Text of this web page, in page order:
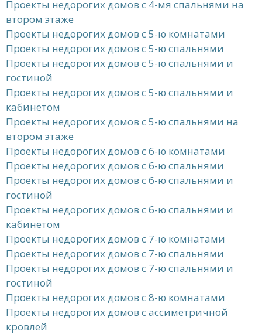
Проекты недорогих домов с 4-мя спальнями на
втором этаже
Проекты недорогих домов с 5-ю комнатами
Проекты недорогих домов с 5-ю спальнями
Проекты недорогих домов с 5-ю спальнями и
гостиной
Проекты недорогих домов с 5-ю спальнями и
кабинетом
Проекты недорогих домов с 5-ю спальнями на
втором этаже
Проекты недорогих домов с 6-ю комнатами
Проекты недорогих домов с 6-ю спальнями
Проекты недорогих домов с 6-ю спальнями и
гостиной
Проекты недорогих домов с 6-ю спальнями и
кабинетом
Проекты недорогих домов с 7-ю комнатами
Проекты недорогих домов с 7-ю спальнями
Проекты недорогих домов с 7-ю спальнями и
гостиной
Проекты недорогих домов с 8-ю комнатами
Проекты недорогих домов с ассиметричной
кровлей